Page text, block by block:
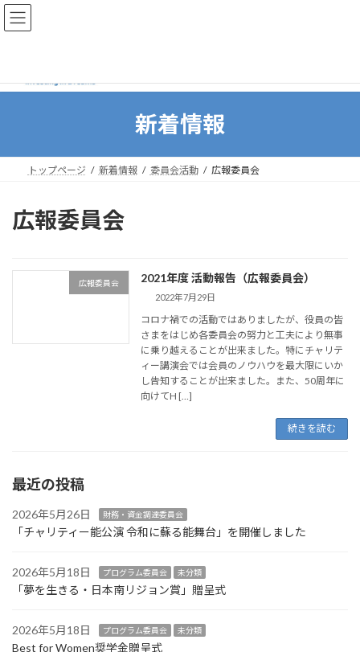
コ
ン
へ
ナ
ビ
ョ
新着情報
トップページ 新着情報 委員会活動 広報委員会
広報委員会
広報委員会 2021年度 活動報告（広報委員会）
2022年7月29日
コロナ禍での活動ではありましたが、役員の皆
さまをはじめ各委員会の努力と工夫により無事
に乗り越えることが出来ました。特にチャリテ
ィー講演会では会員のノウハウを最大限にいか
し告知することが出来ました。また、50周年に
向けてH […]
続きを読む
最近の投稿
2026年5月26日 財務・資金調達委員会
「チャリティー能公演 令和に蘇る能舞台」を開催しました
2026年5月18日 プログラム委員会 未分類
「夢を生きる・日本南リジョン賞」贈呈式
2026年5月18日 プログラム委員会 未分類
Best for Women奨学金贈呈式